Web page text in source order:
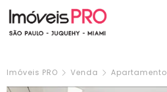
Imóveis PRO Venda Apartamento